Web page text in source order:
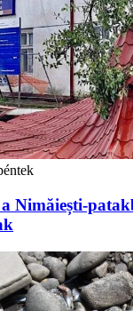
Nimăiești-